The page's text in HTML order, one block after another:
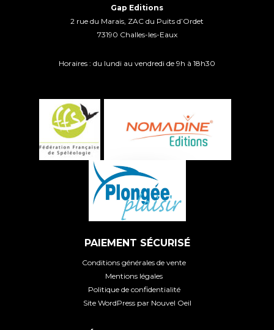
Gap Editions
2 rue du Marais, ZAC du Puits d’Ordet
73190 Challes-les-Eaux
Horaires : du lundi au vendredi de 9h à 18h30
PAIEMENT SÉCURISÉ
Conditions générales de vente
Mentions légales
Politique de confidentialité
Site WordPress par Nouvel Oeil